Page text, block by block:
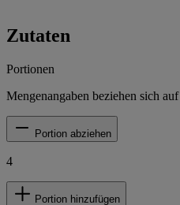
Zutaten
Portionen
Mengenangaben beziehen sich auf
Portion abziehen
4
Portion hinzufügen